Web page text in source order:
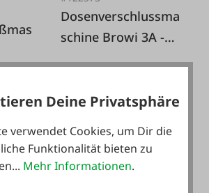
Dosenverschlussma
schine Browi 3A -
2.310,00 €*
Deine Privatsphäre
verwendet Cookies, um Dir die
Funktionalität bieten zu
Mehr Informationen.